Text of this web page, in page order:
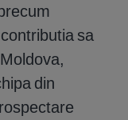
sa
din